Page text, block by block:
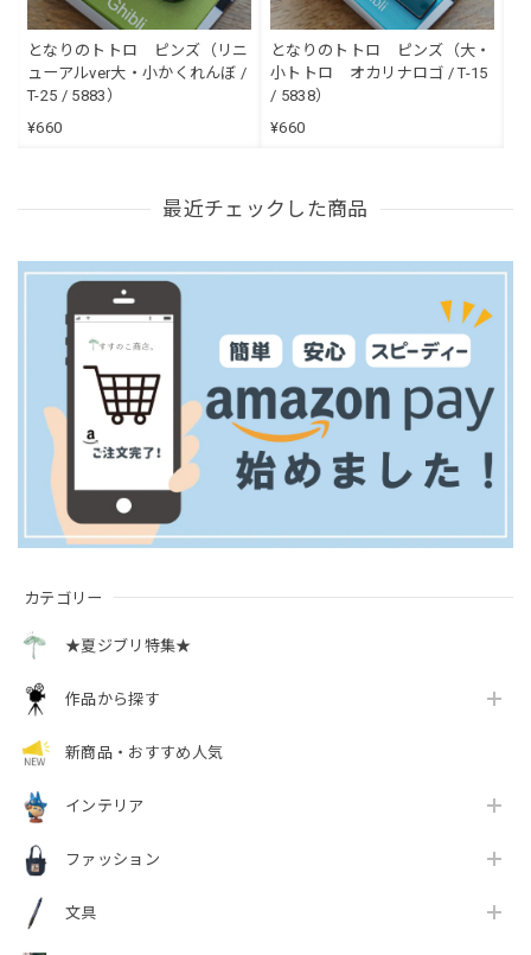
カテゴリー
★夏ジブリ特集★
作品から探す
新商品・おすすめ人気
インテリア
ファッション
文具
となりのトトロ ピンズ（リニ
ューアルver大・小かくれんぼ /
T-25 / 5883）
¥660
となりのトトロ ピンズ（大・
小トトロ オカリナロゴ / T-15
/ 5838）
¥660
最近チェックした商品